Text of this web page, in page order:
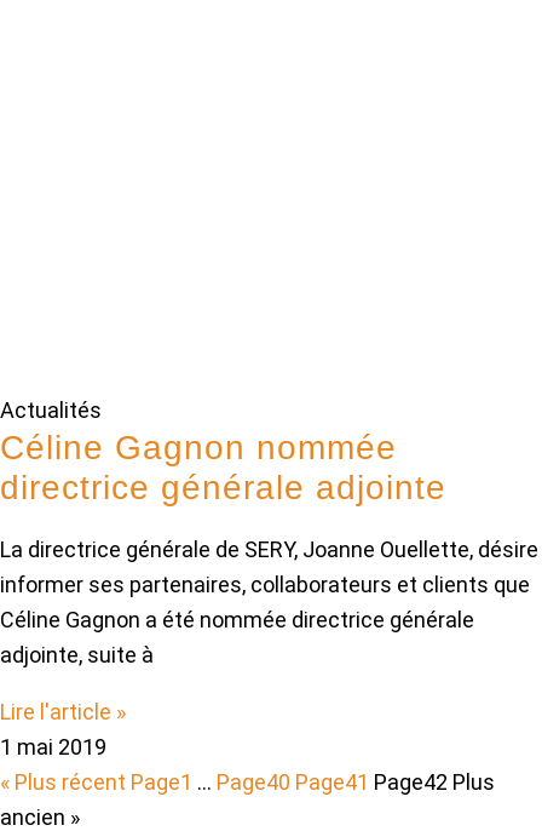
Actualités
Céline Gagnon nommée
directrice générale adjointe
La directrice générale de SERY, Joanne Ouellette, désire
informer ses partenaires, collaborateurs et clients que
Céline Gagnon a été nommée directrice générale
adjointe, suite à
Lire l'article »
1 mai 2019
« Plus récent Page1 … Page40 Page41 Page42 Plus
ancien »